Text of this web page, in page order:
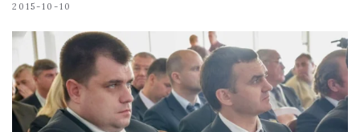
2015-10-10